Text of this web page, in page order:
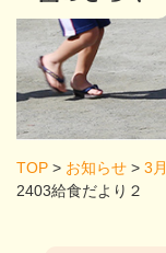
TOP > お知らせ > 3
2403給食だより２